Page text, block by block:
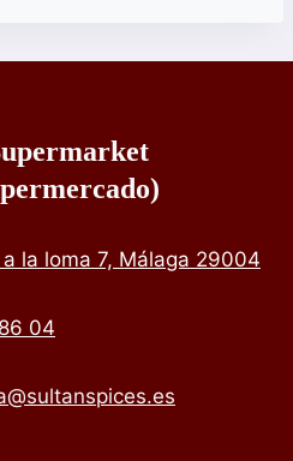
la loma 7, Málaga 29004
04